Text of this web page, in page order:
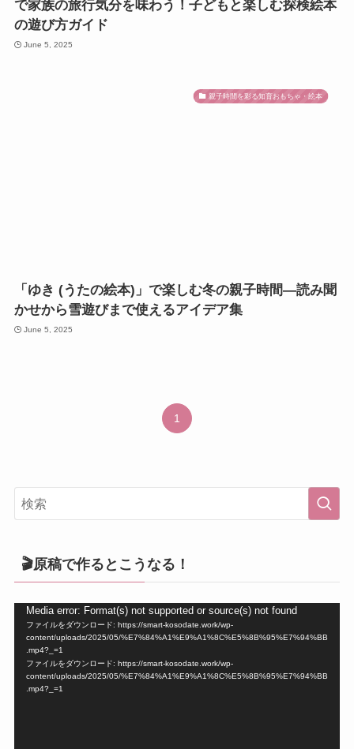
で家族の旅行気分を味わう！子どもと楽しむ探検絵本
の遊び方ガイド
June 5, 2025
親子時間を彩る知育おもちゃ・絵本
「ゆき (うたの絵本)」で楽しむ冬の親子時間—読み聞
かせから雪遊びまで使えるアイデア集
June 5, 2025
1
🎬原稿で作るとこうなる！
Media error: Format(s) not supported or source(s) not found
ファイルをダウンロード: https://smart-kosodate.work/wp-
content/uploads/2025/05/%E7%84%A1%E9%A1%8C%E5%8B%95%E7%94%BB
.mp4?_=1
ファイルをダウンロード: https://smart-kosodate.work/wp-
content/uploads/2025/05/%E7%84%A1%E9%A1%8C%E5%8B%95%E7%94%BB
.mp4?_=1